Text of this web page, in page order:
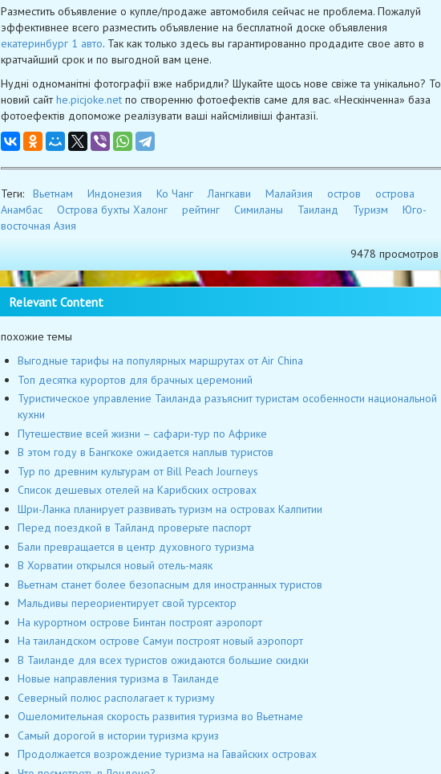
Разместить объявление о купле/продаже автомобиля сейчас не проблема. Пожалуй
эффективнее всего разместить объявление на бесплатной доске объявления
екатеринбург 1 авто. Так как только здесь вы гарантированно продадите свое авто в
кратчайший срок и по выгодной вам цене.
Нудні одноманітні фотографії вже набридли? Шукайте щось нове свіже та унікально? То
новий сайтhe.picjoke.netпо створенню фотоефектів саме для вас. «Нескінченна» база
фотоефектів допоможе реалізувати ваші найсміливіші фантазії.
Теги: Вьетнам Индонезия Ко Чанг Лангкави Малайзия остров
острова
Анамбас
Острова бухты Халонг рейтинг Симиланы Таиланд Туризм
Юго-
восточная Азия
9478 просмотров
Relevant Content
похожие темы
Выгодные тарифы на популярных маршрутах от Air China
Топ десятка курортов для брачных церемоний
Туристическое управление Таиланда разъяснит туристам особенности национальной
кухни
Путешествие всей жизни – сафари-тур по Африке
В этом году в Бангкоке ожидается наплыв туристов
Тур по древним культурам от Bill Peach Journeys
Список дешевых отелей на Карибских островах
Шри-Ланка планирует развивать туризм на островах Калпитии
Перед поездкой в Тайланд проверьте паспорт
Бали превращается в центр духовного туризма
В Хорватии открылся новый отель-маяк
Вьетнам станет более безопасным для иностранных туристов
Мальдивы переориентирует свой турсектор
На курортном острове Бинтан построят аэропорт
На таиландском острове Самуи построят новый аэропорт
В Таиланде для всех туристов ожидаются большие скидки
Новые направления туризма в Таиланде
Северный полюс располагает к туризму
Ошеломительная скорость развития туризма во Вьетнаме
Cамый дорогой в истории туризма круиз
Продолжается возрождение туризма на Гавайских островах